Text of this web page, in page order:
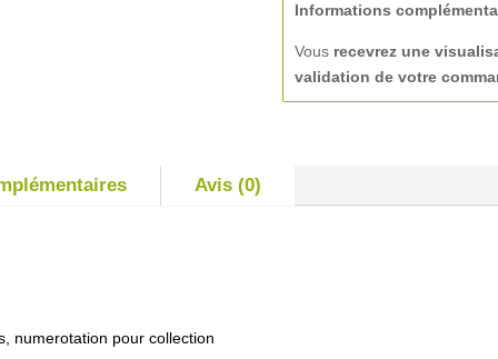
Informations
Vous recevrez une
validation de votre
Avis (0)
numerotation pour collection